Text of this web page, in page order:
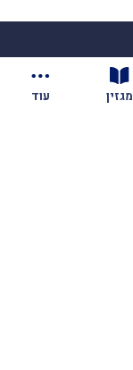
מגזין עוד